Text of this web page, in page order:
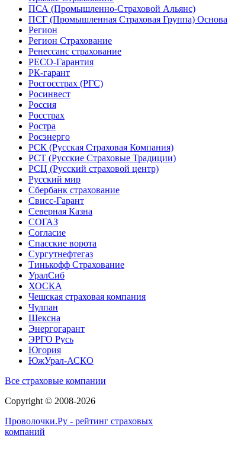
ПСА (Промышленно-Страховой Альянс)
ПСГ (Промышленная Страховая Группа) Основа
Регион
Регион Страхование
Ренессанс страхование
РЕСО-Гарантия
РК-гарант
Росгосстрах (РГС)
Росинвест
Россия
Росстрах
Ростра
Росэнерго
РСК (Русская Страховая Компания)
РСТ (Русские Страховые Традиции)
РСЦ (Русский страховой центр)
Русский мир
Сбербанк страхование
Свисс-Гарант
Северная Казна
СОГАЗ
Согласие
Спасские ворота
Сургутнефтегаз
Тинькофф Страхование
УралСиб
ХОСКА
Чешская страховая компания
Чулпан
Шексна
Энергогарант
ЭРГО Русь
Югория
ЮжУрал-АСКО
Все страховые компании
Copyright © 2008-2026
Проволочки.Ру - рейтинг страховых
компаний